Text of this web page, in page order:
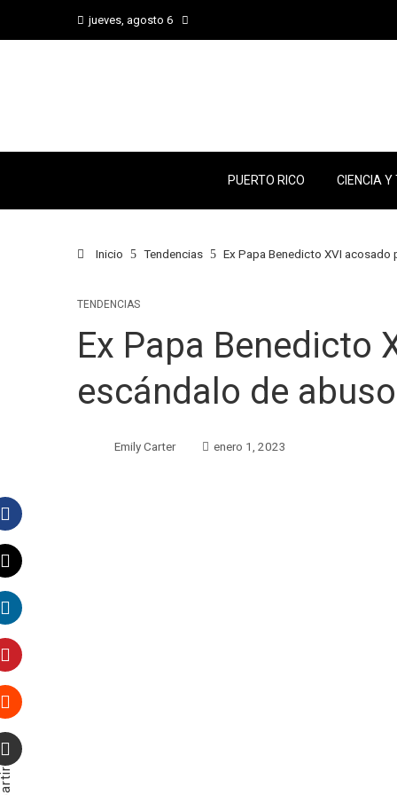
jueves, agosto 6
PUERTO RICO CIENCIA Y
Inicio Tendencias Ex Papa Benedicto XVI
TENDENCIAS
Ex Papa Benedicto
escándalo de
Emily Carter enero 1, 2023
Facebook
Twitter
LinkedIn
Pinterest
Stumbleupon
Email